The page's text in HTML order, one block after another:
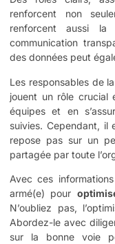
renforcent non
renforcent aussi la
communication
des données peut
Les responsables de
jouent un rôle crucial
équipes et en
suivies. Cependant, il
repose pas sur un
partagée par toute
Avec ces
armé(e) pour
N’oubliez pas,
Abordez-le avec
sur la bonne voie